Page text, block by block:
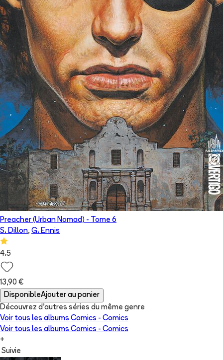
Preacher (Urban Nomad) - Tome 6
S. Dillon, G. Ennis
4.5
13,90 €
DisponibleAjouter au panier
Découvrez d'autres séries du même genre
Voir tous les albums Comics - Comics
Voir tous les albums Comics - Comics
+
Suivie